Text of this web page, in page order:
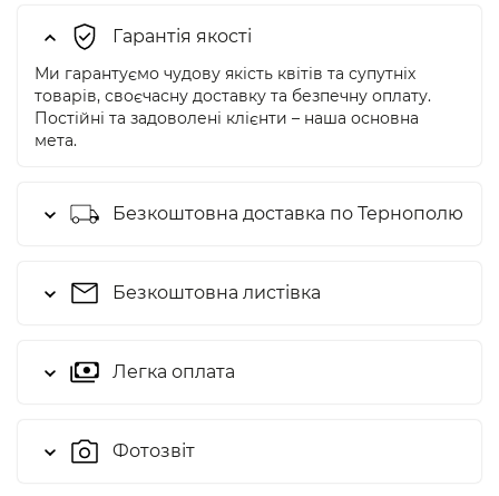
Гарантія якості
Ми гарантуємо чудову якість квітів та супутніх
товарів, своєчасну доставку та безпечну оплату.
Постійні та задоволені клієнти – наша основна
мета.
Безкоштовна доставка по Тернополю
Безкоштовна листівка
Легка оплата
Фотозвіт